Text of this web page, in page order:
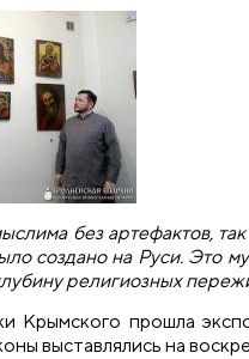
без артефактов,
создано на Руси. Это
религиозных
Крымского прошла
выставлялись на